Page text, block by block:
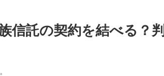
信託の契約を結べる？